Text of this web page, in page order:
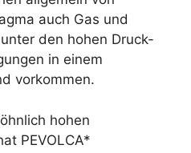
auch Gas und
den hohen Druck-
in einem
vorkommen.
hohen
PEVOLCA*